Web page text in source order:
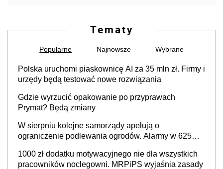
Tematy
Popularne Najnowsze Wybrane
Polska uruchomi piaskownicę AI za 35 mln zł. Firmy i
urzędy będą testować nowe rozwiązania
Gdzie wyrzucić opakowanie po przyprawach
Prymat? Będą zmiany
W sierpniu kolejne samorządy apelują o
ograniczenie podlewania ogrodów. Alarmy w 625
cały kraj
1000 zł dodatku motywacyjnego nie dla wszystkich
pracowników noclegowni. MRPiPS wyjaśnia zasady